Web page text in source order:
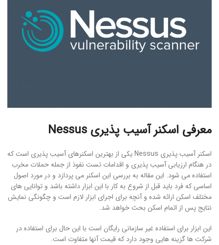
معرفی اسکنر آسیب پذیری Nessus
اسکنر آسیب پذیری Nessus یکی از بهترین اسکنرهای آسیب پذیری است که
در هنگام ارزیابی آسیب پذیری و اقدامات تست نفوذ از جمله حملات مخرب
استفاده می شود. این مقاله به بررسی این اسکنر می پردازد و در مورد اصول
اساسی که فرد باید قبل از شروع به کار با این ابزار داشته باشد و توانایی های
مختلف اسکن ارائه شده و آنچه برای اجرای ابزار لازم است و چگونگی نمایش
نتایج پس از اتمام اسکن بحث خواهد شد.
این ابزار برای استفاده غیر سازمانی رایگان است با این حال برای استفاده در
شرکت ها گزینه هایی وجود دارد که قیمت آنها متفاوت است.